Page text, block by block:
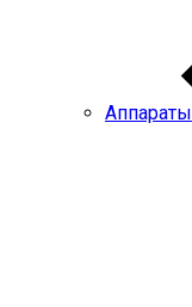
Аппараты